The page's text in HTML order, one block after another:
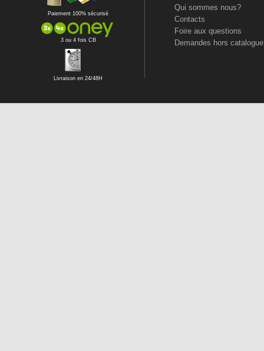
Paiement 100% sécurisé
3 ou 4 fois CB
Livraison en 24/48H
Qui sommes nous?
Contacts
Foire aux questions
Demandes hors catalogue